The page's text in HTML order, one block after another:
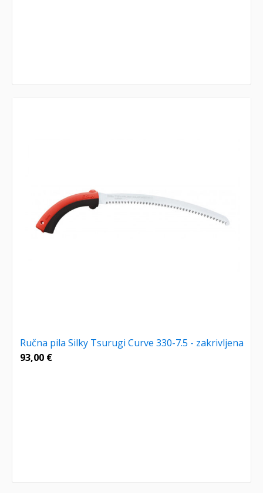
Ručna pila Silky Tsurugi Curve 330-7.5 - zakrivljena
93,00 €